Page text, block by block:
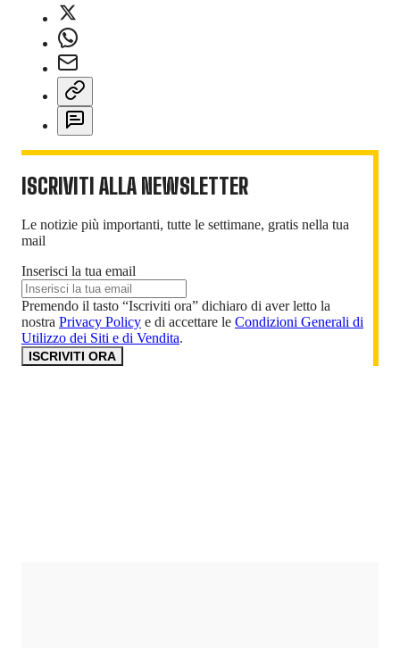
ISCRIVITI ALLA NEWSLETTER
Le notizie più importanti, tutte le settimane, gratis nella tua
mail
Inserisci la tua email
Premendo il tasto “Iscriviti ora” dichiaro di aver letto la
nostra Privacy Policy e di accettare le Condizioni Generali di
Utilizzo dei Siti e di Vendita.
ISCRIVITI ORA